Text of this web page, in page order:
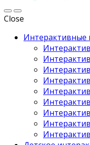
Close
Интерактивные